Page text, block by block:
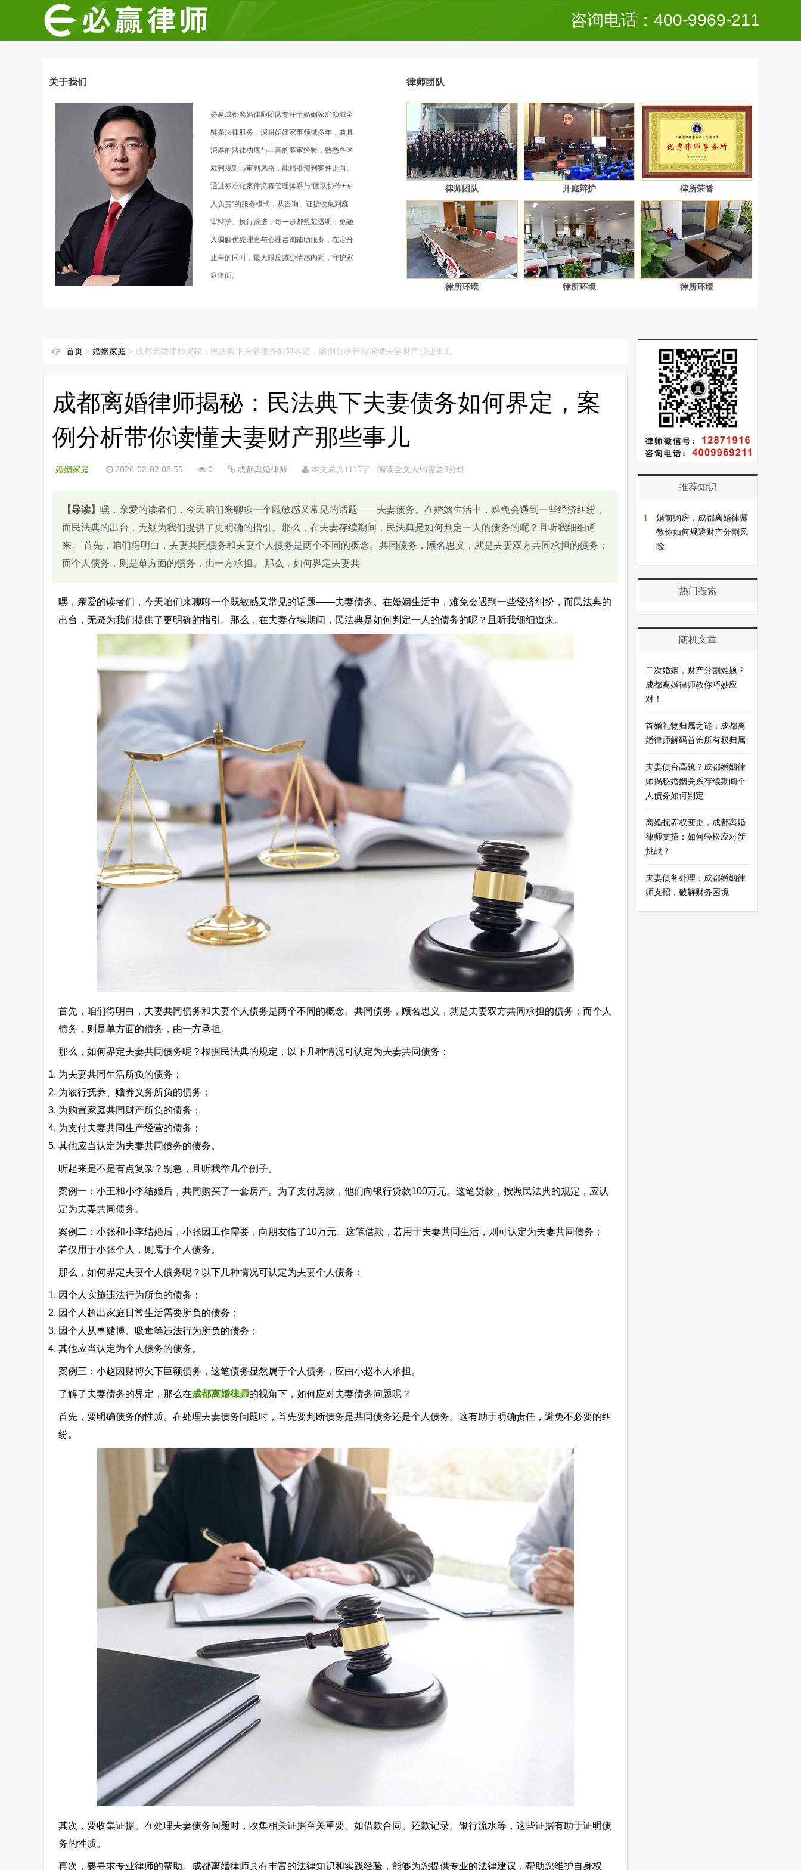
咨询电话：400-9969-211
关于我们
必赢成都离婚律师团队专注于婚姻家庭领域全
链条法律服务，深耕婚姻家事领域多年，兼具
深厚的法律功底与丰富的庭审经验，熟悉各区
裁判规则与审判风格，能精准预判案件走向。
通过标准化案件流程管理体系与“团队协作+专
人负责”的服务模式，从咨询、证据收集到庭
审辩护、执行跟进，每一步都规范透明；更融
入调解优先理念与心理咨询辅助服务，在定分
止争的同时，最大限度减少情感内耗，守护家
庭体面。
律师团队
律师团队 开庭辩护 律所荣誉
律所环境 律所环境 律所环境
首页 > 婚姻家庭 > 成都离婚律师揭秘：民法典下夫妻债务如何界定，案例分析带你读懂夫妻财产那些事儿
成都离婚律师揭秘：民法典下夫妻债务如何界定，案
例分析带你读懂夫妻财产那些事儿
婚姻家庭 2026-02-02 08:55 0 成都离婚律师 本文总共1115字 · 阅读全文大约需要3分钟
【导读】 嘿，亲爱的读者们，今天咱们来聊聊一个既敏感又常见的话题——夫妻债务。在婚姻生活中，难免会遇到一些经济纠纷，
而民法典的出台，无疑为我们提供了更明确的指引。那么，在夫妻存续期间，民法典是如何判定一人的债务的呢？且听我细细道
来。 首先，咱们得明白，夫妻共同债务和夫妻个人债务是两个不同的概念。共同债务，顾名思义，就是夫妻双方共同承担的债务；
而个人债务，则是单方面的债务，由一方承担。 那么，如何界定夫妻共
嘿，亲爱的读者们，今天咱们来聊聊一个既敏感又常见的话题——夫妻债务。在婚姻生活中，难免会遇到一些经济纠纷，而民法典的
出台，无疑为我们提供了更明确的指引。那么，在夫妻存续期间，民法典是如何判定一人的债务的呢？且听我细细道来。
首先，咱们得明白，夫妻共同债务和夫妻个人债务是两个不同的概念。共同债务，顾名思义，就是夫妻双方共同承担的债务；而个人
债务，则是单方面的债务，由一方承担。
那么，如何界定夫妻共同债务呢？根据民法典的规定，以下几种情况可认定为夫妻共同债务：
为夫妻共同生活所负的债务；
为履行抚养、赡养义务所负的债务；
为购置家庭共同财产所负的债务；
为支付夫妻共同生产经营的债务；
其他应当认定为夫妻共同债务的债务。
听起来是不是有点复杂？别急，且听我举几个例子。
案例一：小王和小李结婚后，共同购买了一套房产。为了支付房款，他们向银行贷款100万元。这笔贷款，按照民法典的规定，应认
定为夫妻共同债务。
案例二：小张和小李结婚后，小张因工作需要，向朋友借了10万元。这笔借款，若用于夫妻共同生活，则可认定为夫妻共同债务；
若仅用于小张个人，则属于个人债务。
那么，如何界定夫妻个人债务呢？以下几种情况可认定为夫妻个人债务：
因个人实施违法行为所负的债务；
因个人超出家庭日常生活需要所负的债务；
因个人从事赌博、吸毒等违法行为所负的债务；
其他应当认定为个人债务的债务。
案例三：小赵因赌博欠下巨额债务，这笔债务显然属于个人债务，应由小赵本人承担。
了解了夫妻债务的界定，那么在成都离婚律师的视角下，如何应对夫妻债务问题呢？
首先，要明确债务的性质。在处理夫妻债务问题时，首先要判断债务是共同债务还是个人债务。这有助于明确责任，避免不必要的纠
纷。
其次，要收集证据。在处理夫妻债务问题时，收集相关证据至关重要。如借款合同、还款记录、银行流水等，这些证据有助于证明债
务的性质。
再次，要寻求专业律师的帮助。成都离婚律师具有丰富的法律知识和实践经验，能够为您提供专业的法律建议，帮助您维护自身权
推荐知识
1
婚前购房，成都离婚律师
教你如何规避财产分割风
险
热门搜索
随机文章
二次婚姻，财产分割难题？
成都离婚律师教你巧妙应
对！
首婚礼物归属之谜：成都离
婚律师解码首饰所有权归属
夫妻债台高筑？成都婚姻律
师揭秘婚姻关系存续期间个
人债务如何判定
离婚抚养权变更，成都离婚
律师支招：如何轻松应对新
挑战？
夫妻债务处理：成都婚姻律
师支招，破解财务困境